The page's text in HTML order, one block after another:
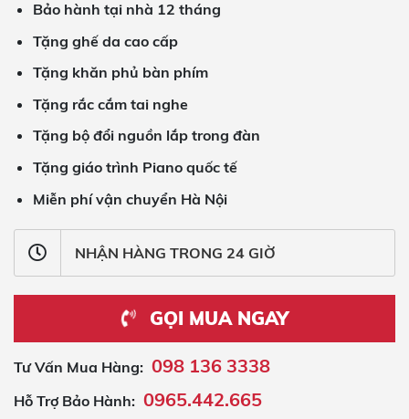
Bảo hành tại nhà 12 tháng
Tặng ghế da cao cấp
Tặng khăn phủ bàn phím
Tặng rắc cắm tai nghe
Tặng bộ đổi nguồn lắp trong đàn
Tặng giáo trình Piano quốc tế
Miễn phí vận chuyển Hà Nội
NHẬN HÀNG TRONG 24 GIỜ
GỌI MUA NGAY
Tư Vấn Mua Hàng: 098 136 3338
Hỗ Trợ Bảo Hành: 0965.442.665